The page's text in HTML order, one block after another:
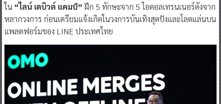
ใน “ไลน์ เดบิวต์ แคมป์”ฝึก 5 ทักษะจาก 5 ไอดอลเทรนเนอร์ดังจาก
หลากวงการ ก่อนเตรียมแจ้งเกิดในวงการบันเทิงสุดปังและโลดแล่นบน
แพลตฟอร์มของ LINE ประเทศไทย